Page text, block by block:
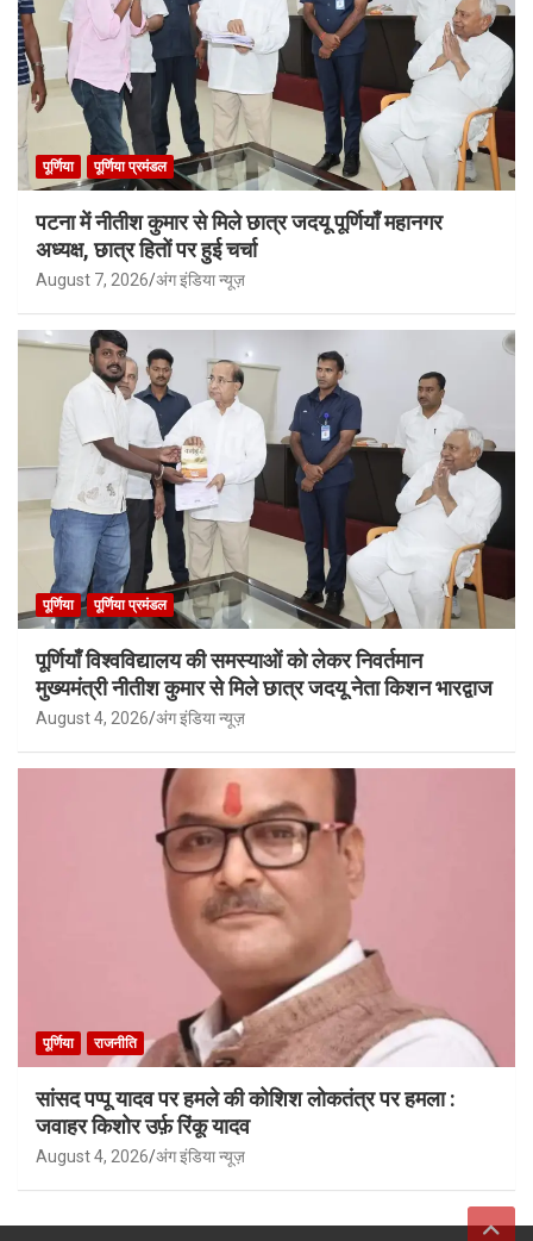
पूर्णिया पूर्णिया प्रमंडल
पटना में नीतीश कुमार से मिले छात्र जदयू पूर्णियाँ महानगर
अध्यक्ष, छात्र हितों पर हुई चर्चा
August 7, 2026 अंग इंडिया न्यूज़
पूर्णिया पूर्णिया प्रमंडल
पूर्णियाँ विश्वविद्यालय की समस्याओं को लेकर निवर्तमान
मुख्यमंत्री नीतीश कुमार से मिले छात्र जदयू नेता किशन भारद्वाज
August 4, 2026 अंग इंडिया न्यूज़
पूर्णिया राजनीति
सांसद पप्पू यादव पर हमले की कोशिश लोकतंत्र पर हमला :
जवाहर किशोर उर्फ़ रिंकू यादव
August 4, 2026 अंग इंडिया न्यूज़